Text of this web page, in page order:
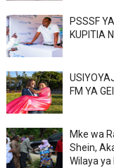
PSSSF
KUPITIA
FM YA
Mke wa
Shein,
Wilaya